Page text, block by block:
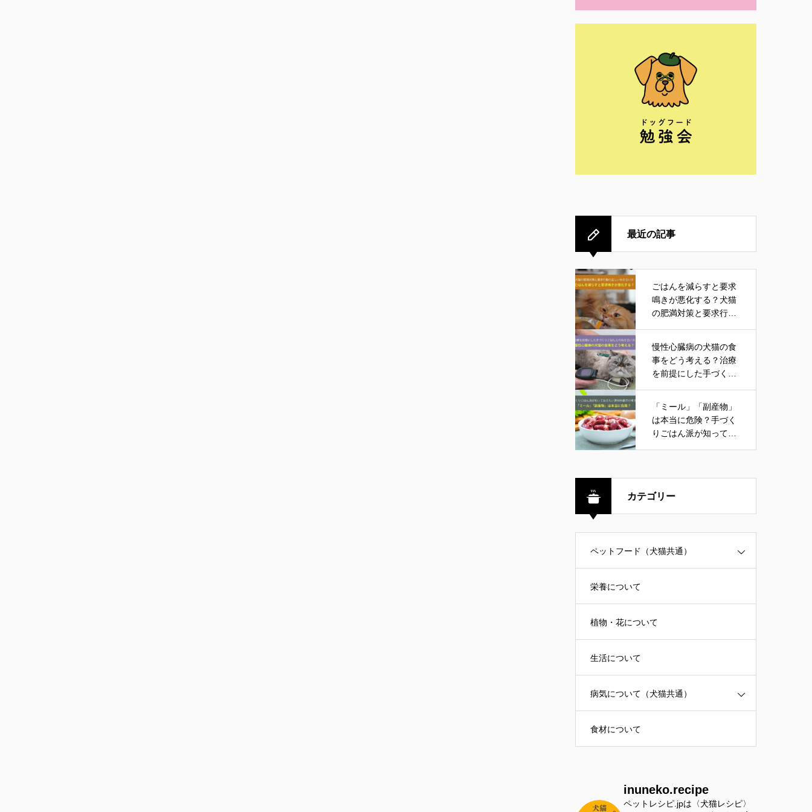
最近の記事
ごはんを減らすと要求
鳴きが悪化する？犬猫
の肥満対策と要求行動
慢性心臓病の犬猫の食
事をどう考える？治療
を前提にした手づくり
「ミール」「副産物」
は本当に危険？手づく
りごはん派が知ってお
カテゴリー
ペットフード（犬猫共通）
栄養について
植物・花について
生活について
病気について（犬猫共通）
食材について
inuneko.recipe
ペットレシピ.jpは〈犬猫レシピ〉